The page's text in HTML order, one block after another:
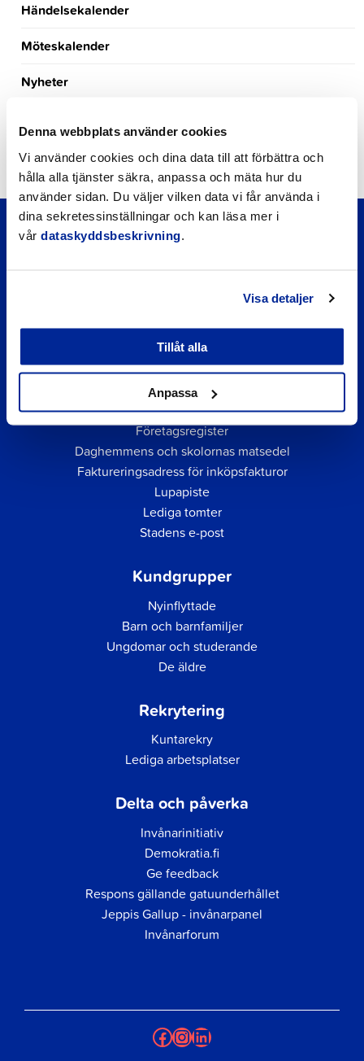
Denna webbplats använder cookies
Vi använder cookies och dina data till att förbättra och
hålla alla tjänster säkra, anpassa och mäta hur du
använder sidan. Du väljer vilken data vi får använda i
dina sekretessinställningar och kan läsa mer i
vår dataskyddsbeskrivning
Visa detaljer
Tillåt alla
Anpassa
Händelsekalender
Möteskalender
Nyheter
Okategoriserade
Snabblänkar
Företagsregister
Daghemmens och skolornas matsedel
Faktureringsadress för inköpsfakturor
Lupapiste
Lediga tomter
Stadens e-post
Kundgrupper
Nyinflyttade
Barn och barnfamiljer
Ungdomar och studerande
De äldre
Rekrytering
Kuntarekry
Lediga arbetsplatser
Delta och påverka
Invånarinitiativ
Demokratia.fi
Ge feedback
Respons gällande gatuunderhållet
Jeppis Gallup - invånarpanel
Invånarforum
Facebook
Instagram
LinkedIn